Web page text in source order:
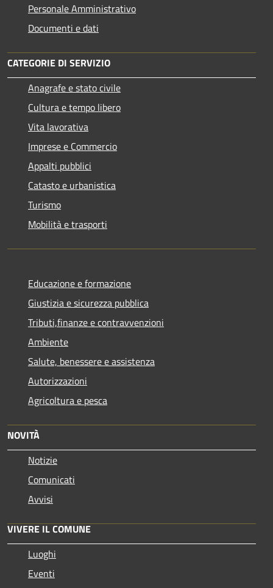
Personale Amministrativo
Documenti e dati
CATEGORIE DI SERVIZIO
Anagrafe e stato civile
Cultura e tempo libero
Vita lavorativa
Imprese e Commercio
Appalti pubblici
Catasto e urbanistica
Turismo
Mobilità e trasporti
Educazione e formazione
Giustizia e sicurezza pubblica
Tributi,finanze e contravvenzioni
Ambiente
Salute, benessere e assistenza
Autorizzazioni
Agricoltura e pesca
NOVITÀ
Notizie
Comunicati
Avvisi
VIVERE IL COMUNE
Luoghi
Eventi